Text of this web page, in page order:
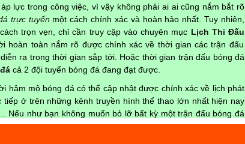
lực trong công việc, vì vậy không phải ai ai cũng nắm bắt rõ
trực tuyến một cách chính xác và hoàn hảo nhất. Tuy nhiên,
trọn vẹn, chỉ cần truy cập vào chuyên mục Lịch Thi Đấu
hoàn toàn nắm rõ được chính xác về thời gian các trận đấu
ra trong thời gian sắp tới. Hoặc thời gian trận đấu bóng đá
cả 2 đội tuyển bóng đá đang đạt được.
hâm mộ bóng đá có thể cập nhật được chính xác về lịch phát
ở trên những kênh truyền hình thể thao lớn nhất hiện nay
Nếu như bạn không muốn bỏ lỡ bất kỳ một trận đấu bóng đá
xuyên vào chuyên mụcLịch Thi Đấutại chuyên trang
xác nhất nhé!